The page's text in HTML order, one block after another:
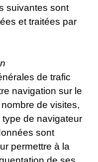
suivantes sont
et traitées par
de trafic
navigation sur le
de visites,
type de navigateur
sont
permettre à la